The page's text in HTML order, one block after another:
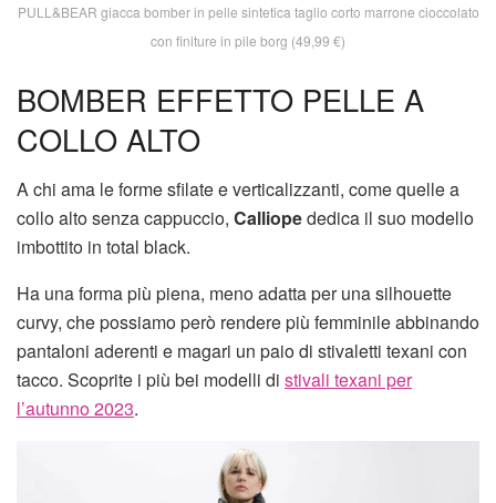
PULL&BEAR giacca bomber in pelle sintetica taglio corto marrone cioccolato
con finiture in pile borg (49,99 €)
BOMBER EFFETTO PELLE A
COLLO ALTO
A chi ama le forme sfilate e verticalizzanti, come quelle a
collo alto senza cappuccio, Calliopededica il suo modello
imbottito in total black.
Ha una forma più piena, meno adatta per una silhouette
curvy, che possiamo però rendere più femminile abbinando
pantaloni aderenti e magari un paio di stivaletti texani con
tacco. Scoprite i più bei modelli di stivali texani per
l’autunno 2023.